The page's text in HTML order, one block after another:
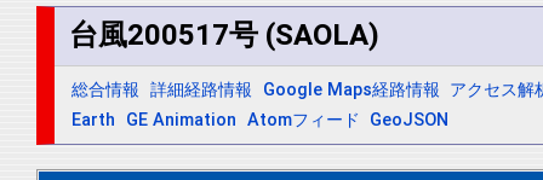
台風200517号 (SAOLA)
総合情報 詳細経路情報 Google Maps経路情報 アクセス解
Earth
GE Animation Atomフィード GeoJSON